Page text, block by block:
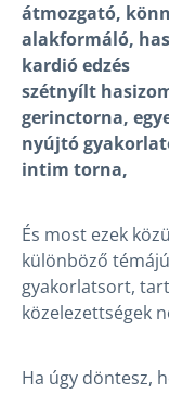
átmozgató,
alakformáló,
kardió edzés
szétnyílt
gerinctorna,
nyújtó
intim torna,
És most ezek
különböző
gyakorlatsort,
közelezettségek
Ha úgy döntesz,